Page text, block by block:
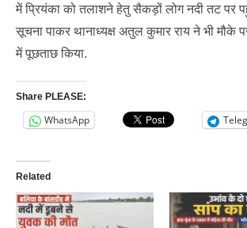
में प्रियंका को तलाशने हेतु सैकड़ों लोग नदी तट पर
सूचना पाकर थानाध्यक्ष अतुल कुमार राय ने भी मौके
में पूछताछ किया.
Share PLEASE:
WhatsApp
Related